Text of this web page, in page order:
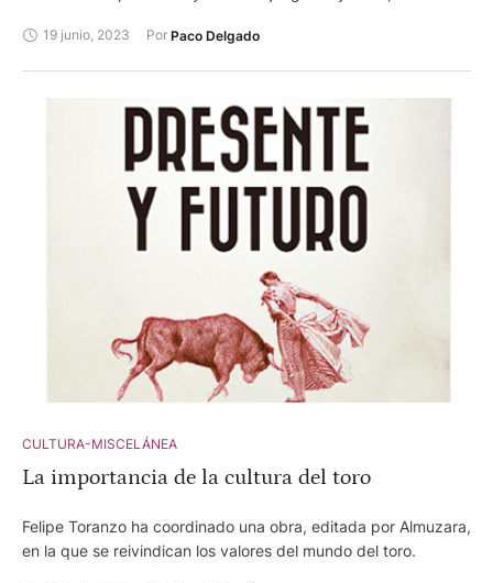
tuvo que suspenderse tras la lidia del tercer toro debido a la
19 junio, 2023 Por Paco Delgado
CULTURA-MISCELÁNEA
La importancia de la cultura del toro
Felipe Toranzo ha coordinado una obra, editada por Almuzara,
en la que se reivindican los valores del mundo del toro.